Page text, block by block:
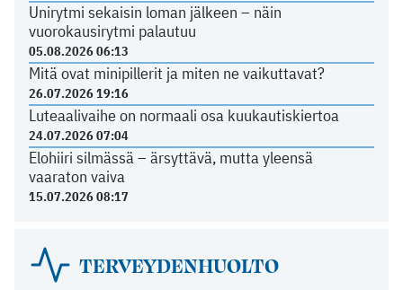
Unirytmi sekaisin loman jälkeen – näin
vuorokausirytmi palautuu
05.08.2026 06:13
Mitä ovat minipillerit ja miten ne vaikuttavat?
26.07.2026 19:16
Luteaalivaihe on normaali osa kuukautiskiertoa
24.07.2026 07:04
Elohiiri silmässä – ärsyttävä, mutta yleensä
vaaraton vaiva
15.07.2026 08:17
TERVEYDENHUOLTO